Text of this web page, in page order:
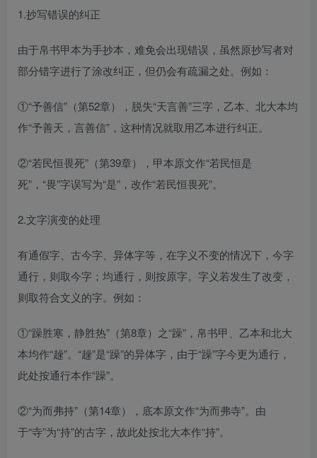
1.抄写错误的纠正
由于帛书甲本为手抄本，难免会出现错误，虽然原抄写者对
部分错字进行了涂改纠正，但仍会有疏漏之处。例如：
①“予善信”（第52章），脱失“天言善”三字，乙本、北大本均
作“予善天，言善信”，这种情况就取用乙本进行纠正。
②“若民恒畏死”（第39章），甲本原文作“若民恒是
死”，“畏”字误写为“是”，改作“若民恒畏死”。
2.文字演变的处理
有通假字、古今字、异体字等，在字义不变的情况下，今字
通行，则取今字；均通行，则按原字。字义若发生了改变，
则取符合文义的字。例如：
①“躁胜寒，静胜热”（第8章）之“躁”，帛书甲、乙本和北大
本均作“趮”。“趮”是“躁”的异体字，由于“躁”字今更为通行，
此处按通行本作“躁”。
②“为而弗持”（第14章），底本原文作“为而弗寺”。由
于“寺”为“持”的古字，故此处按北大本作“持”。